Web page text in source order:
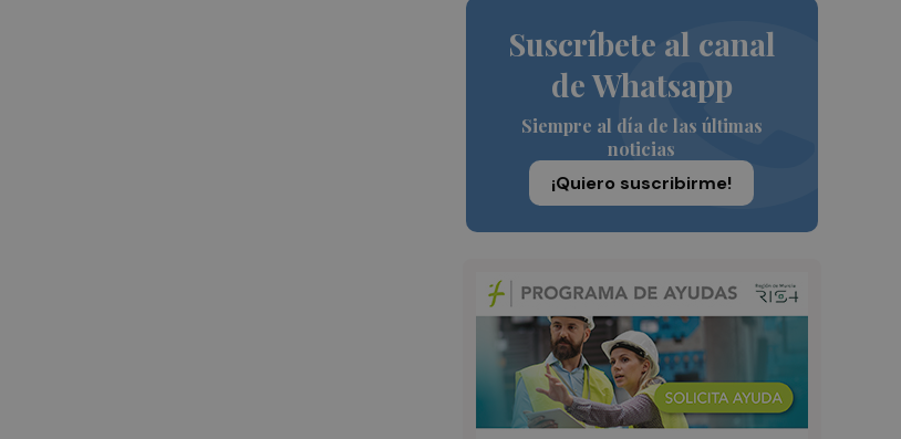
Suscríbete al canal
de Whatsapp
Siempre al día de las últimas
noticias
¡Quiero suscribirme!